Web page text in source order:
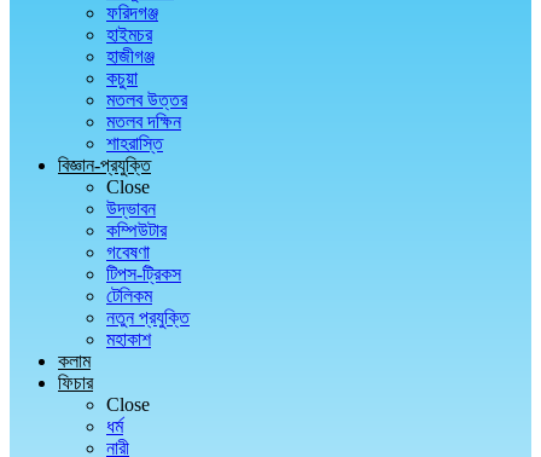
ফরিদগঞ্জ
হাইমচর
হাজীগঞ্জ
কচুয়া
মতলব উত্তর
মতলব দক্ষিন
শাহরাস্তি
বিজ্ঞান-প্রযুক্তি
Close
উদ্ভাবন
কম্পিউটার
গবেষণা
টিপস-ট্রিকস
টেলিকম
নতুন প্রযুক্তি
মহাকাশ
কলাম
ফিচার
Close
ধর্ম
নারী